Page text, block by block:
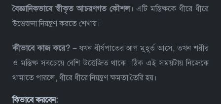
বৈজ্ঞানিকভাবে স্বীকৃত আচরণগত কৌশল। এটি মস্তিষ্ককে ধীরে ধীরে
উত্তেজনা নিয়ন্ত্রণ করতে শেখায়।
কীভাবে কাজ করে? –যখন বীর্যপাতের আগ মুহূর্ত আসে, তখন শরীর
ও মস্তিষ্ক সবচেয়ে বেশি উত্তেজিত থাকে। ঠিক এই সময়টায় নিজেকে
থামাতে পারলে, ধীরে ধীরে নিয়ন্ত্রণ ক্ষমতা তৈরি হয়।
কিভাবে করবেন: